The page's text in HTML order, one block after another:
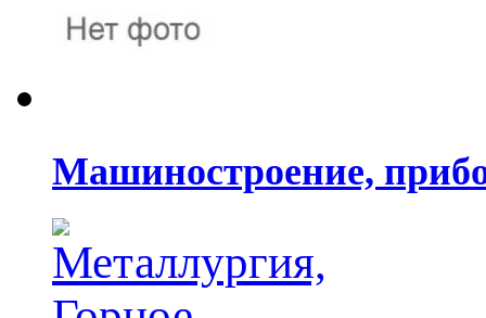
Машиностроение,